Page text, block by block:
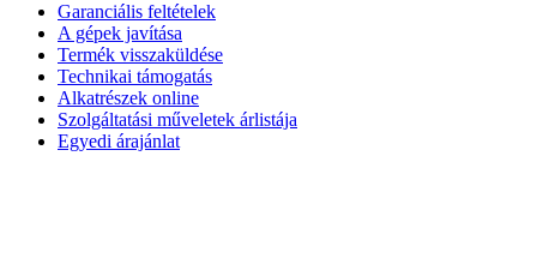
Garanciális feltételek
A gépek javítása
Termék visszaküldése
Technikai támogatás
Alkatrészek online
Szolgáltatási műveletek árlistája
Egyedi árajánlat